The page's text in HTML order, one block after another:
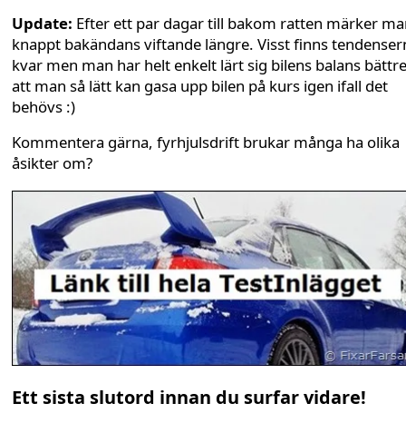
Update: Efter ett par dagar till bakom ratten märker
knappt bakändans viftande längre. Visst finns
kvar men man har helt enkelt lärt sig bilens balans
att man så lätt kan gasa upp bilen på kurs igen ifall det
behövs :)
Kommentera gärna, fyrhjulsdrift brukar många ha olika
åsikter om?
Ett sista slutord innan du surfar vidare!